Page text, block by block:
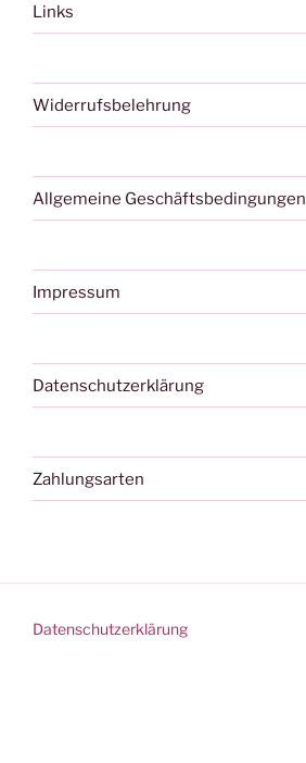
Links
Widerrufsbelehrung
Allgemeine Geschäftsbedingungen
Impressum
Datenschutzerklärung
Zahlungsarten
Datenschutzerklärung